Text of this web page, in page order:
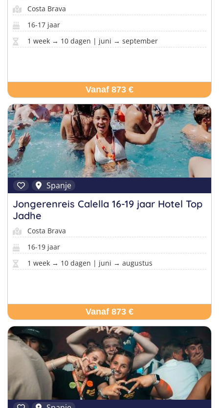
Costa Brava
16-17 jaar
1 week → 10 dagen | juni → september
Vanaf 873 €
Spanje
Jongerenreis Calella 16-19 jaar Hotel Top
Jadhe
Costa Brava
16-19 jaar
1 week → 10 dagen | juni → augustus
Vanaf 873 €